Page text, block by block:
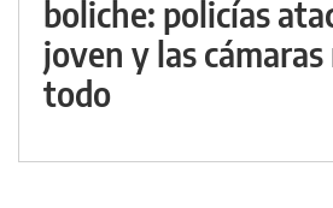
boliche: policías
joven y las
todo